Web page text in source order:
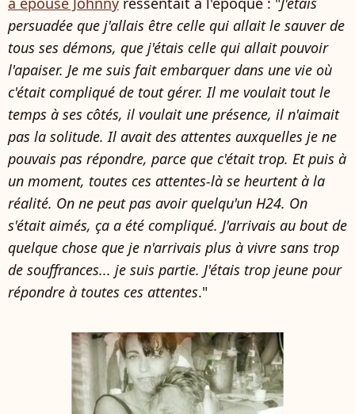
persuadée que j'allais être celle qui allait le sauver de
tous ses démons, que j'étais celle qui allait pouvoir
l'apaiser. Je me suis fait embarquer dans une vie où
c'était compliqué de tout gérer. Il me voulait tout le
temps à ses côtés, il voulait une présence, il n'aimait
pas la solitude. Il avait des attentes auxquelles je ne
pouvais pas répondre, parce que c'était trop. Et puis à
un moment, toutes ces attentes-là se heurtent à la
réalité. On ne peut pas avoir quelqu'un H24. On
s'était aimés, ça a été compliqué. J'arrivais au bout de
quelque chose que je n'arrivais plus à vivre sans trop
de souffrances... je suis partie. J'étais trop jeune pour
répondre à toutes ces attentes."